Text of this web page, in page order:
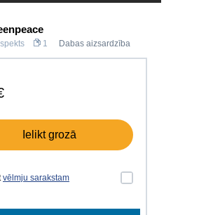
1 Dabas aizsardzība
Ielikt grozā
vēlmju sarakstam